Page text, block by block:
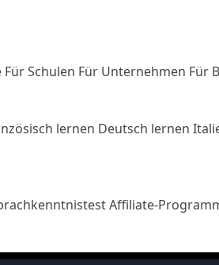
Für Schulen Für Unternehmen Für
lernen Deutsch lernen
Affiliate-